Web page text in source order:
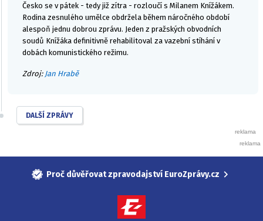
Česko se v pátek - tedy již zítra - rozloučí s Milanem Knížákem.
Rodina zesnulého umělce obdržela během náročného období
alespoň jednu dobrou zprávu. Jeden z pražských obvodních
soudů Knížáka definitivně rehabilitoval za vazební stíhání v
dobách komunistického režimu.
Zdroj: Jan Hrabě
DALŠÍ ZPRÁVY
Proč důvěřovat zpravodajství EuroZprávy.cz